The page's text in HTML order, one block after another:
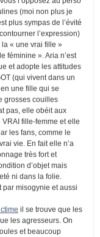
(moi non plus je
plus sympas de l’évité
l’expression)
la « une vrai fille »
féminine ». Aria n’est
et adopte les attitudes
(qui vivent dans un
une fille qui se
grosses couilles
pas, elle obéit aux
fille-femme et elle
les fans, comme le
vie. En fait elle n’a
très fort et
d’objet mais
ni dans la folie.
par misogynie et aussi
il se trouve que les
les agresseurs. On
et beaucoup